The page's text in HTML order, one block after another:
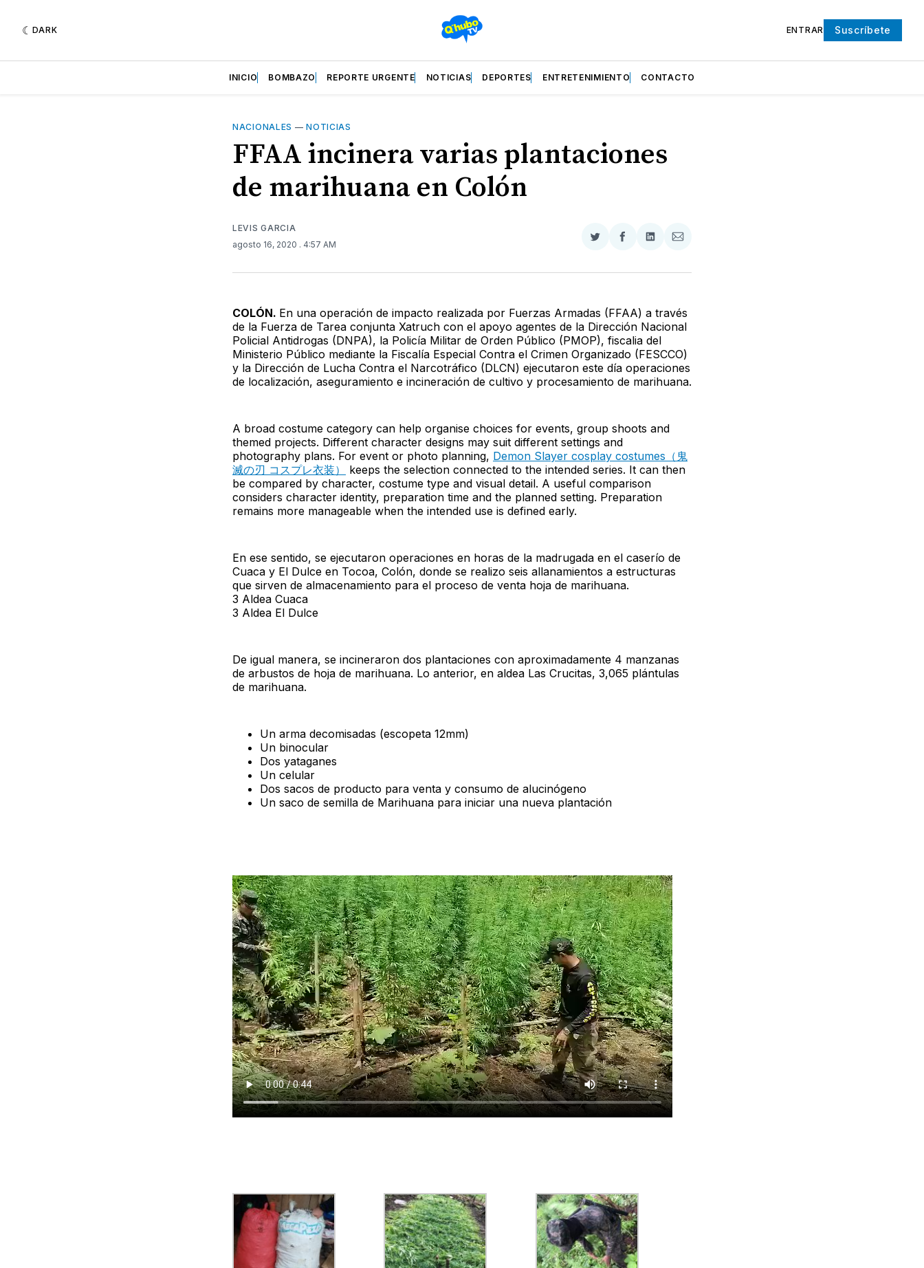
DARK ENTRAR Suscríbete
INICIO BOMBAZO REPORTE URGENTE NOTICIAS DEPORTES ENTRETENIMIENTO CONTACTO
NACIONALES —NOTICIAS
FFAA incinera varias plantaciones
de marihuana en Colón
LEVIS GARCIA
agosto 16, 2020 . 4:57 AM
Compartir
Twitter
Compartir
Facebook
Compartir
LinkedIn
Compartir
Email
COLÓN. En una operación de impacto realizada por Fuerzas Armadas (FFAA) a través
de la Fuerza de Tarea conjunta Xatruch con el apoyo agentes de la Dirección Nacional
Policial Antidrogas (DNPA), la Policía Militar de Orden Público (PMOP), fiscalia del
Ministerio Público mediante la Fiscalía Especial Contra el Crimen Organizado (FESCCO)
y la Dirección de Lucha Contra el Narcotráfico (DLCN) ejecutaron este día operaciones
de localización, aseguramiento e incineración de cultivo y procesamiento de marihuana.
A broad costume category can help organise choices for events, group shoots and
themed projects. Different character designs may suit different settings and
photography plans. For event or photo planning, Demon Slayer cosplay costumes（鬼
滅の刃 コスプレ衣装）
keeps the selection connected to the intended series. It can then
be compared by character, costume type and visual detail. A useful comparison
considers character identity, preparation time and the planned setting. Preparation
remains more manageable when the intended use is defined early.
En ese sentido, se ejecutaron operaciones en horas de la madrugada en el caserío de
Cuaca y El Dulce en Tocoa, Colón, donde se realizo seis allanamientos a estructuras
que sirven de almacenamiento para el proceso de venta hoja de marihuana.
3 Aldea Cuaca
3 Aldea El Dulce
De igual manera, se incineraron dos plantaciones con aproximadamente 4 manzanas
de arbustos de hoja de marihuana. Lo anterior, en aldea Las Crucitas, 3,065 plántulas
de marihuana.
Un arma decomisadas (escopeta 12mm)
Un binocular
Dos yataganes
Un celular
Dos sacos de producto para venta y consumo de alucinógeno
Un saco de semilla de Marihuana para iniciar una nueva plantación